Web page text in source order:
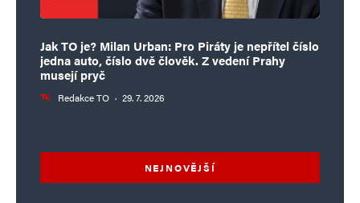
Jak TO je? Milan Urban: Pro Piráty je nepřítel číslo
jedna auto, číslo dvě člověk. Z vedení Prahy
musejí pryč
Redakce TO · 29. 7. 2026
NEJNOVĚJŠÍ